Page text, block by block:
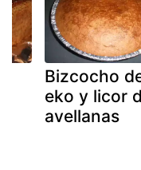
Bizcocho
eko y licor
avellanas